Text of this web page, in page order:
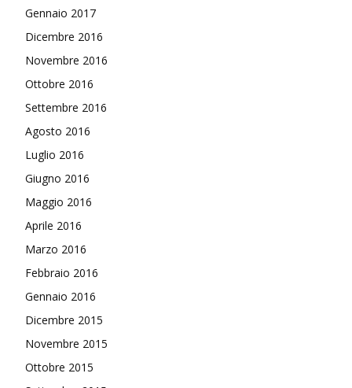
Gennaio 2017
Dicembre 2016
Novembre 2016
Ottobre 2016
Settembre 2016
Agosto 2016
Luglio 2016
Giugno 2016
Maggio 2016
Aprile 2016
Marzo 2016
Febbraio 2016
Gennaio 2016
Dicembre 2015
Novembre 2015
Ottobre 2015